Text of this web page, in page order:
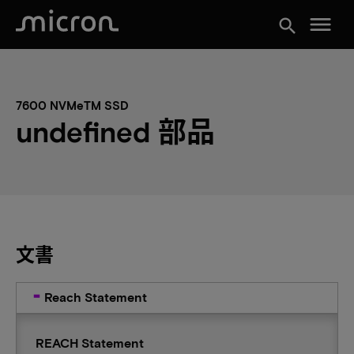
search menu
7600 NVMeTM SSD
undefined 部品
文書
Reach Statement
REACH Statement